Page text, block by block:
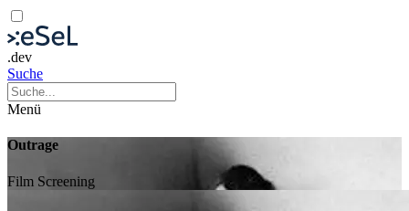
.dev
Suche
Menü
Outrage
Film Screening